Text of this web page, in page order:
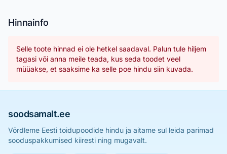
Hinnainfo
Selle toote hinnad ei ole hetkel saadaval. Palun tule hiljem
tagasi või anna meile teada, kus seda toodet veel
müüakse, et saaksime ka selle poe hindu siin kuvada.
soodsamalt.ee
Võrdleme Eesti toidupoodide hindu ja aitame sul leida parimad
sooduspakkumised kiiresti ning mugavalt.